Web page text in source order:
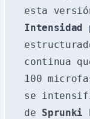
esta
Intensidad
continua
100
se
de Sprunki